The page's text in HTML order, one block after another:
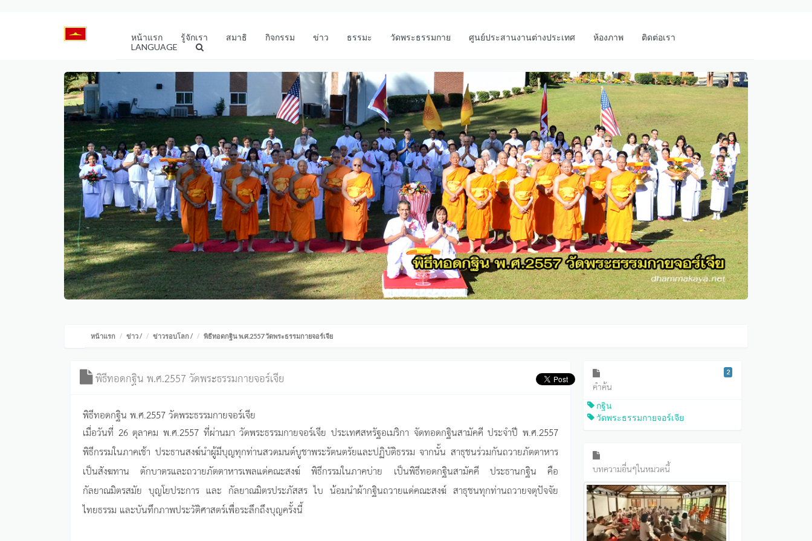
หน้าแรก รู้จักเรา สมาธิ กิจกรรม ข่าว ธรรมะ วัดพระธรรมกาย ศูนย์ประสานงานต่างประเทศ ห้องภาพ
ติดต่อเรา
LANGUAGE
หน้าแรก ข่าว/ ข่าวรอบโลก/ พิธีทอดกฐิน พ.ศ.2557 วัดพระธรรมกายจอร์เจีย
พิธีทอดกฐิน พ.ศ.2557 วัดพระธรรมกายจอร์เจีย
พิธีทอดกฐิน พ.ศ.2557 วัดพระธรรมกายจอร์เจีย
เมื่อวันที่ 26 ตุลาคม พ.ศ.2557 ที่ผ่านมา วัดพระธรรมกายจอร์เจีย ประเทศสหรัฐอเมริกา จัดทอดกฐินสามัคคี ประจำปี พ.ศ.2557
พิธีกรรมในภาคเช้า ประธานสงฆ์นำผู้มีบุญทุกท่านสวดมนต์บูชาพระรัตนตรัยและปฏิบัติธรรม จากนั้น สาธุชนร่วมกันถวายภัตตาหาร
เป็นสังฆทาน ตักบาตรและถวายภัตตาหารเพลแด่คณะสงฆ์ พิธีกรรมในภาคบ่าย เป็นพิธีทอดกฐินสามัคคี ประธานกฐิน คือ
กัลยาณมิตรสมัย บุญโยประการ และ กัลยาณมิตรประภัสสร ไบ น้อมนำผ้ากฐินถวายแด่คณะสงฆ์ สาธุชนทุกท่านถวายจตุปัจจัย
ไทยธรรม และบันทึกภาพประวัติศาสตร์เพื่อระลึกถึงบุญครั้งนี้
คำค้น
2
กฐิน
วัดพระธรรมกายจอร์เจีย
บทความอื่นๆในหมวดนี้